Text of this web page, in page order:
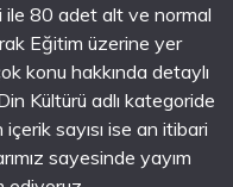
ile 80 adet alt ve normal
Eğitim üzerine yer
konu hakkında detaylı
Kültürü adlı kategoride
sayısı ise an itibari
sayesinde yayım